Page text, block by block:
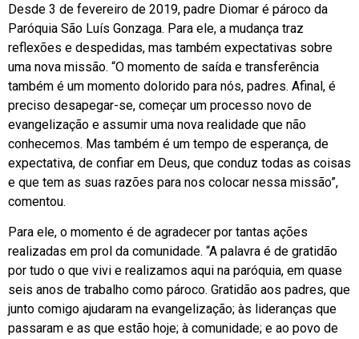
Desde 3 de fevereiro de 2019, padre Diomar é pároco da
Paróquia São Luís Gonzaga. Para ele, a mudança traz
reflexões e despedidas, mas também expectativas sobre
uma nova missão. “O momento de saída e transferência
também é um momento dolorido para nós, padres. Afinal, é
preciso desapegar-se, começar um processo novo de
evangelização e assumir uma nova realidade que não
conhecemos. Mas também é um tempo de esperança, de
expectativa, de confiar em Deus, que conduz todas as coisas
e que tem as suas razões para nos colocar nessa missão”,
comentou.
Para ele, o momento é de agradecer por tantas ações
realizadas em prol da comunidade. “A palavra é de gratidão
por tudo o que vivi e realizamos aqui na paróquia, em quase
seis anos de trabalho como pároco. Gratidão aos padres, que
junto comigo ajudaram na evangelização; às lideranças que
passaram e as que estão hoje; à comunidade; e ao povo de